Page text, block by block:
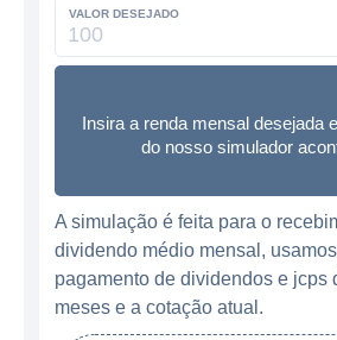
VALOR DESEJADO
Insira a renda mensal desejada
do nosso simulador
A simulação é feita para o
dividendo médio mensal,
pagamento de dividendos e jcps
meses e a cotação atual.